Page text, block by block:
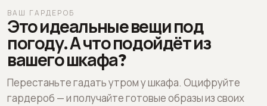
ВАШ ГАРДЕРОБ
Это идеальные вещи под
погоду. А что подойдёт из
вашего шкафа?
Перестаньте гадать утром у шкафа. Оцифруйте
гардероб — и получайте готовые образы из своих